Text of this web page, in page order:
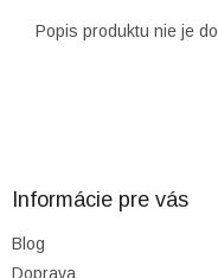
Popis produktu nie je
Informácie pre vás
Blog
Doprava